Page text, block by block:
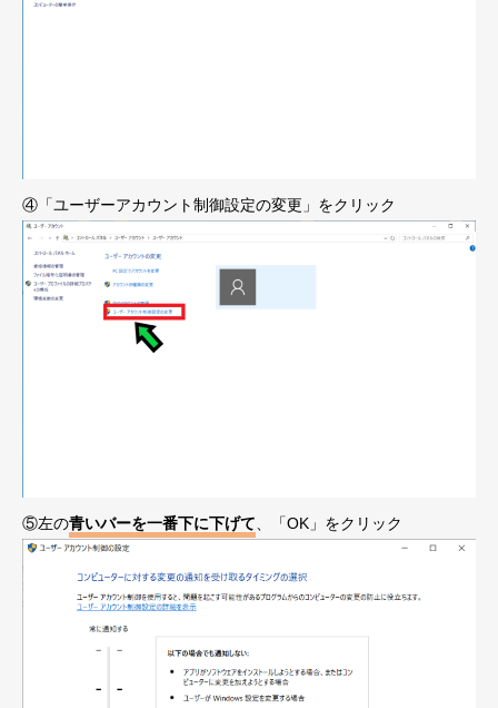
④「ユーザーアカウント制御設定の変更」をクリック
⑤左の青いバーを一番下に下げて 、「OK」をクリック